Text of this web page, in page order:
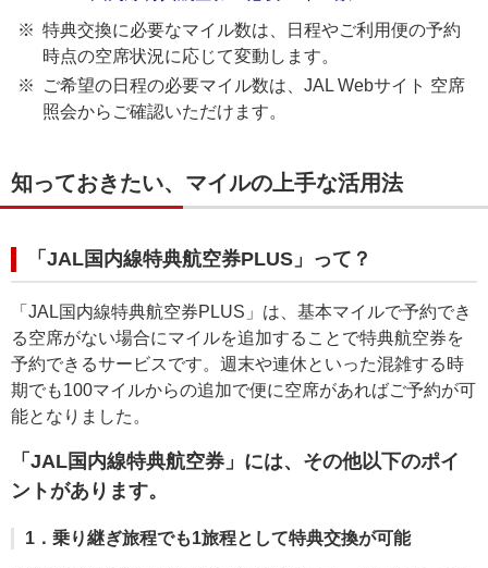
特典交換に必要なマイル数は、日程やご利用便の予約
時点の空席状況に応じて変動します。
ご希望の日程の必要マイル数は、JAL Webサイト 空席
照会からご確認いただけます。
知っておきたい、マイルの上手な活用法
「JAL国内線特典航空券PLUS」って？
「JAL国内線特典航空券PLUS」は、基本マイルで予約でき
る空席がない場合にマイルを追加することで特典航空券を
予約できるサービスです。週末や連休といった混雑する時
期でも100マイルからの追加で便に空席があればご予約が可
能となりました。
「JAL国内線特典航空券」には、その他以下のポイ
ントがあります。
1．乗り継ぎ旅程でも1旅程として特典交換が可能